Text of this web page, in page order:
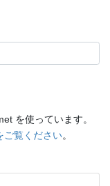
を使っています。
ご覧ください。